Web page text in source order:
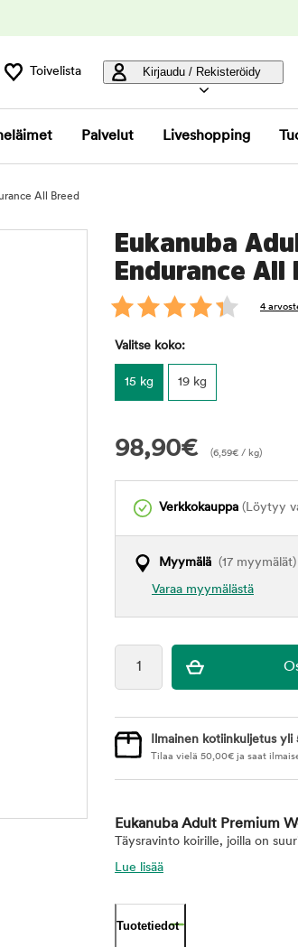
Toivelista Kirjaudu / Rekisteröidy
Palvelut Liveshopping
All Breed
Eukanuba
Endurance All
4
Valitse koko:
15 kg 19 kg
98,90€ (6,59€ / kg)
Verkkokauppa (Löytyy
Myymälä (17 myymälät)
Varaa myymälästä
Ilmainen kotiinkuljetus yli
Tilaa vielä 50,00€ ja saat
Eukanuba Adult Premium
Täysravinto koirille, joilla on
Lue lisää
Tuotetiedot